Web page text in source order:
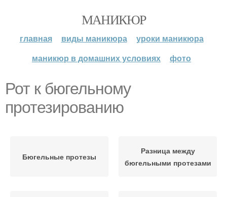
МАНИКЮР
главная виды маникюра
уроки маникюра
маникюр в домашних условиях
фото
Рот к бюгельному
протезированию
Бюгельные протезы
Разница между
бюгельными протезами